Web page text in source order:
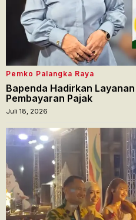
Pemko Palangka Raya
Bapenda Hadirkan
Pembayaran Pajak
Juli 18, 2026